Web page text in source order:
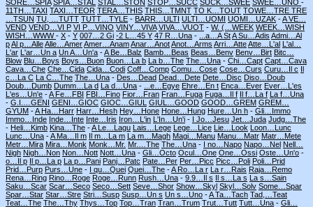
SORE…SPIA SPIA…STAL STAL…STON STOP…SUCC SUCK…SWEE SWEE…UNO -
11TH…TAXI TAXI…TEOR TERA…THIS THIS…TMNT TO K…TOUT TOWE…TRE TRE
…TSUN TU, …TUTT TUTT…TYLE - BARR…ULTI ULTI…UOMI UOMI…UZAK -A VE…
VEND VEND…VI P VI P…VINO VINY…VIVA VIVA…VUOT - W. (…WEEK WEEK…WISH
WISH…WWW- X - Y 007…2 Gi -2 L…45 Y 47 R…Una - ...a…A StA Su…Adis Admi…Al
pAl p…AlleAlle…AmerAmer…AnamAnar…AnotAnot…Arms Arri…AtteAtte…L'al L'al…
L'ar L'ar…Un a Un A…Un'a -A Be…Balz Bamb…Beas Beas…Benv Benv…Birt Bitc…
Blow Blu…Boys Boys…Buon Buon…La b La b…The The…Una - Chi…Capt Capt…Cava
Cava…Che Che…Cida Cida…Codi Coff…Comp Comu…Cose Cose…Curs Curu…Il c Il
c…La C La C…The The…Una - Des…Dead Dead…Dete Dete…Disc Diso…Doub
Doub…Dumb Dumm…La d La d…Una - ...e…Egye Ehre…En t Enca…Ever Ever…L'es
L'es…Un'e -A Fe…FBI FBI…Fino Fior…Fran Fran…Fuga Fuga…Il f Il f…La f La f…Una
- G.I.…GENI GENI…GIOC GIOC…GIUL GIUL…GOOD GOOD…GREM GREM…
GYUM -A Ha…Harr Harr…Hesh Hey…Hone Hone…Hung Hure…Un h - Gli…Immo
Immo…Inde Inde…Inte Inte…Iris Iron…L'in L'In…Un'i - I Jo…Jesu Jet…Juda Judg…The
- Heli…Kimb Kina…The -A Le…Lagu Lais…Lege Lege…Lice Lie…Look Loon…Lunc
Lunc…Una -A Ma…Il m Il m…La m La m…Magh Magi…Manu Manu…Matr Matr…Mete
Metr…Mira Mira…Monk Monk…Mr. Mr.…The The…Una - I no…Napo Napo…Nel Nell…
Nigh Nigh…Non Non…Nott Nott…Una - Gli…Octo Ocul…One One…Ossi Oste…Un'o -
o…Il p Il p…La p La p…Pani Panj…Patc Pate…Per Per…Picc Picc…Poli Poli…Prid
Prid…Purp Purs…Une - I qu…Quei Quei…The -A Ro…La r La r…Rais Raja…Remo
Rena…Ring Rino…Roge Roge…Runn Rush…Una - 9.9…Il s Il s…La s La s…Sain
Saku…Scar Scar…Seco Seco…Sett Seve…Shor Show…Skyl Skyl…Solv Some…Spar
Spar…Star Star…Stre Stri…Susp Susp…Un s Un s…Uno -A Ta…Tach Tad,…Teat
Teat…The The…Thy Thys…Top Top…Tran Tran…Trum Trut…Tutt Tutt…Una - Gli…